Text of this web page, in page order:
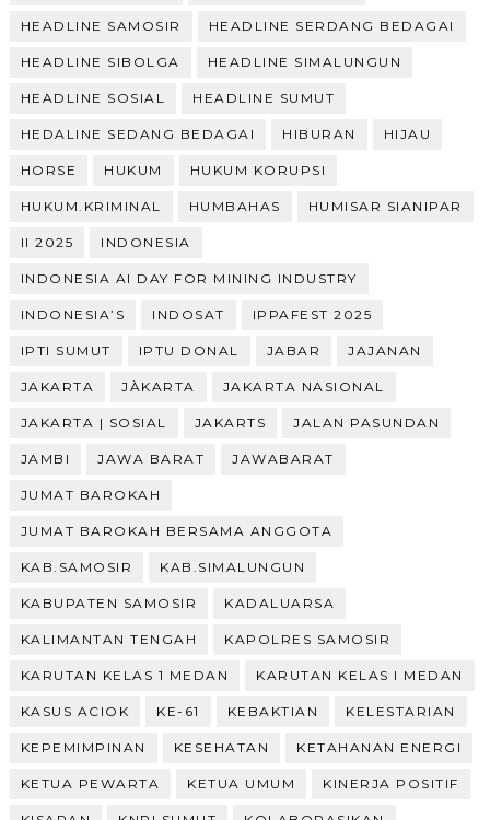
HEADLINE SAMOSIR HEADLINE SERDANG BEDAGAI
HEADLINE SIBOLGA HEADLINE SIMALUNGUN
HEADLINE SOSIAL HEADLINE SUMUT
HEDALINE SEDANG BEDAGAI HIBURAN HIJAU
HORSE HUKUM HUKUM KORUPSI
HUKUM.KRIMINAL HUMBAHAS HUMISAR SIANIPAR
II 2025 INDONESIA
INDONESIA AI DAY FOR MINING INDUSTRY
INDONESIA’S INDOSAT IPPAFEST 2025
IPTI SUMUT IPTU DONAL JABAR JAJANAN
JAKARTA JÀKARTA JAKARTA NASIONAL
JAKARTA | SOSIAL JAKARTS JALAN PASUNDAN
JAMBI JAWA BARAT JAWABARAT
JUMAT BAROKAH
JUMAT BAROKAH BERSAMA ANGGOTA
KAB.SAMOSIR KAB.SIMALUNGUN
KABUPATEN SAMOSIR KADALUARSA
KALIMANTAN TENGAH KAPOLRES SAMOSIR
KARUTAN KELAS 1 MEDAN KARUTAN KELAS I MEDAN
KASUS ACIOK KE-61 KEBAKTIAN KELESTARIAN
KEPEMIMPINAN KESEHATAN KETAHANAN ENERGI
KETUA PEWARTA KETUA UMUM KINERJA POSITIF